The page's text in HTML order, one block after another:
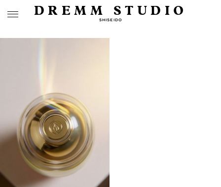
DREMM STUDIO
SHISEIDO